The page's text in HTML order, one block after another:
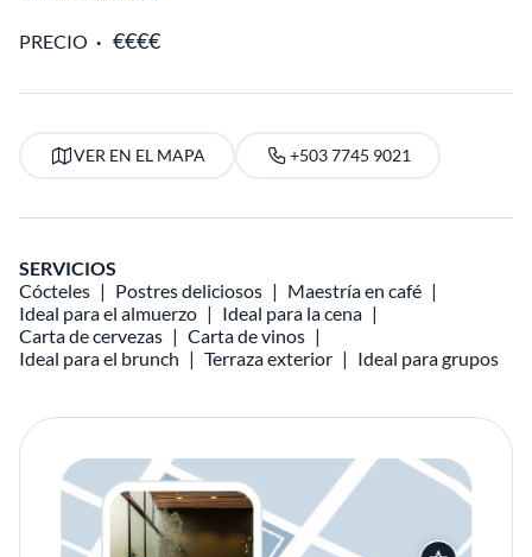
PRECIO
VER EN EL MAPA +503 7745 9021
SERVICIOS
Cócteles
Postres deliciosos
Maestría en café
Ideal para el almuerzo
Ideal para la cena
Carta de cervezas
Carta de vinos
Ideal para el brunch
Terraza exterior Ideal para grupos